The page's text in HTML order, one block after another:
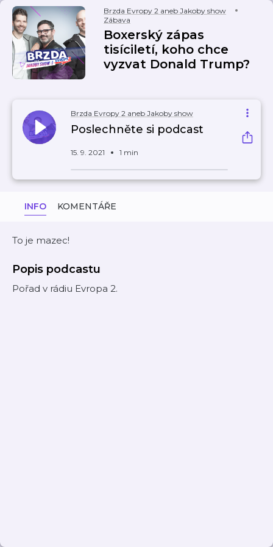
Brzda Evropy 2 aneb Jakoby show
Zábava
Boxerský zápas
tisíciletí, koho chce
vyzvat Donald Trump?
Brzda Evropy 2 aneb Jakoby show
Poslechněte si podcast
15. 9. 2021 1 min
INFO KOMENTÁŘE
To je mazec!
Popis podcastu
Pořad v rádiu Evropa 2.